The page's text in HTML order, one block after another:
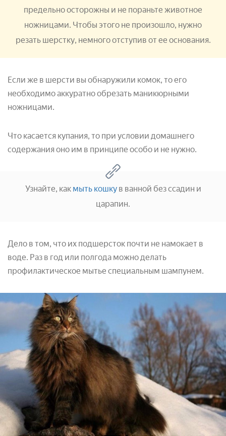
предельно осторожны и не пораньте животное
ножницами. Чтобы этого не произошло, нужно
резать шерстку, немного отступив от ее основания.
Если же в шерсти вы обнаружили комок, то его
необходимо аккуратно обрезать маникюрными
ножницами.
Что касается купания, то при условии домашнего
содержания оно им в принципе особо и не нужно.
Узнайте, как мыть кошкув ванной без ссадин и
царапин.
Дело в том, что их подшерсток почти не намокает в
воде. Раз в год или полгода можно делать
профилактическое мытье специальным шампунем.